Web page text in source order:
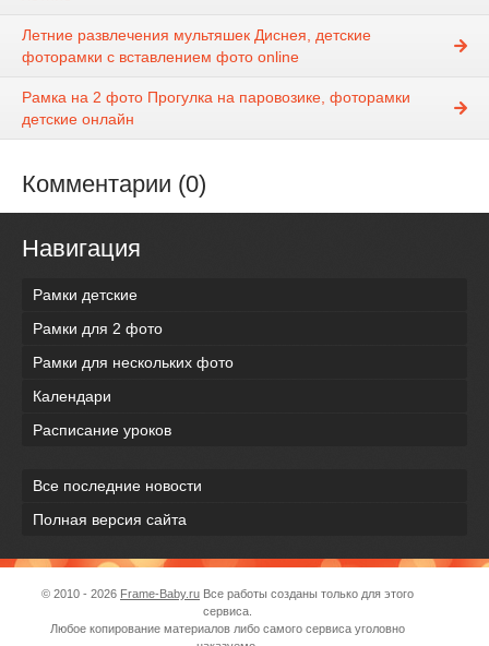
Летние развлечения мультяшек Диснея, детские
фоторамки с вставлением фото online
Рамка на 2 фото Прогулка на паровозике, фоторамки
детские онлайн
Комментарии (0)
Навигация
Рамки детские
Рамки для 2 фото
Рамки для нескольких фото
Календари
Расписание уроков
Все последние новости
Полная версия сайта
© 2010 - 2026 Frame-Baby.ru Все работы созданы только для этого
сервиса.
Любое копирование материалов либо самого сервиса уголовно